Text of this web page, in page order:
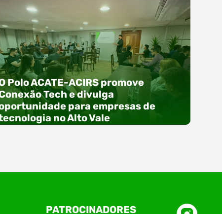
Polo ACATE-ACIRS promove
Tech e divulga
para empresas de
no Alto Vale
O Polo ACATE-ACIRS, por meio do NIAVI – Núcleo
PATROCINADORES